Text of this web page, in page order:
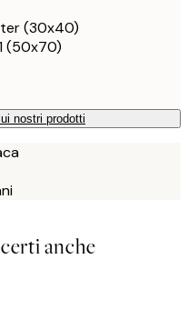
(30x40)
(50x70)
nostri prodotti
anche